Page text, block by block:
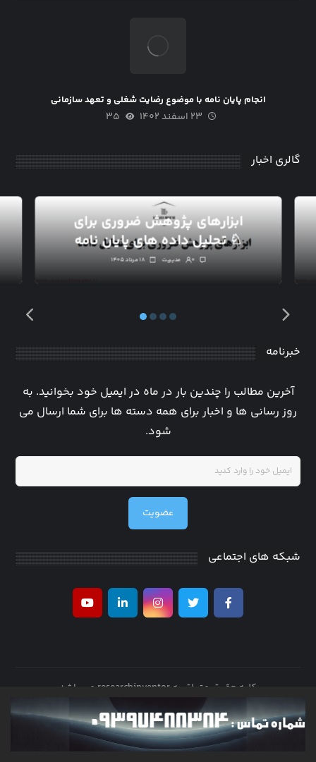
انجام پایان نامه با موضوع رضایت‌ شغلی‌ و تعهد سازمانی‌
۲۳ اسفند ۱۴۰۲ ۳۵
گالری اخبار
ابزارهای پژوهش ضروری برای
تحلیل داده های پایان نامه ♘
۱۸ مرداد ۱۴۰۵ مدیریت ۰
خبرنامه
آخرین مطالب را چندین بار در ماه در ایمیل خود بخوانید. به
روز رسانی ها و اخبار برای همه دسته ها برای شما ارسال می
شود.
عضویت
شبکه های اجتماعی
کلیه حقوق متعلق به researchinventor می باشد